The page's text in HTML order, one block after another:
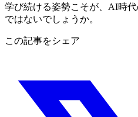
学び続ける姿勢こそが、AI時
ではないでしょうか。
この記事をシェア